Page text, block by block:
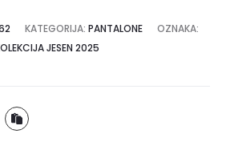
KATEGORIJA: PANTALONE
OZNAKA:
JESEN 2025